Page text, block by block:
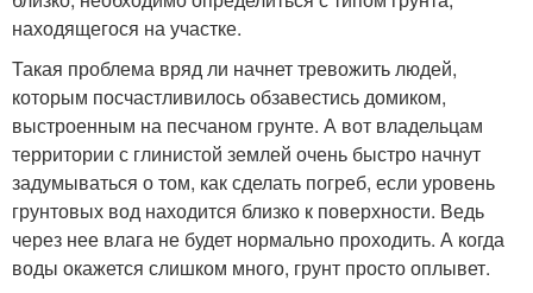
находящегося на участке.
Такая проблема вряд ли начнет тревожить людей,
которым посчастливилось обзавестись домиком,
выстроенным на песчаном грунте. А вот владельцам
территории с глинистой землей очень быстро начнут
задумываться о том, как сделать погреб, если уровень
грунтовых вод находится близко к поверхности. Ведь
через нее влага не будет нормально проходить. А когда
воды окажется слишком много, грунт просто оплывет.